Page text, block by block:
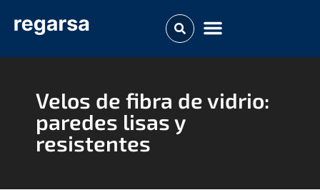
Velos de fibra de vidrio:
paredes lisas y
resistentes